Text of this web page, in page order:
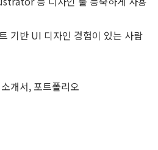
기반 UI 디자인 경험이 있는 사람
개서, 포트폴리오